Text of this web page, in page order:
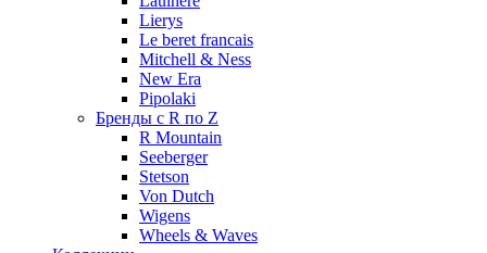
Lierys
Le beret francais
Mitchell & Ness
New Era
Pipolaki
Бренды с R по Z
R Mountain
Seeberger
Stetson
Von Dutch
Wigens
Wheels & Waves